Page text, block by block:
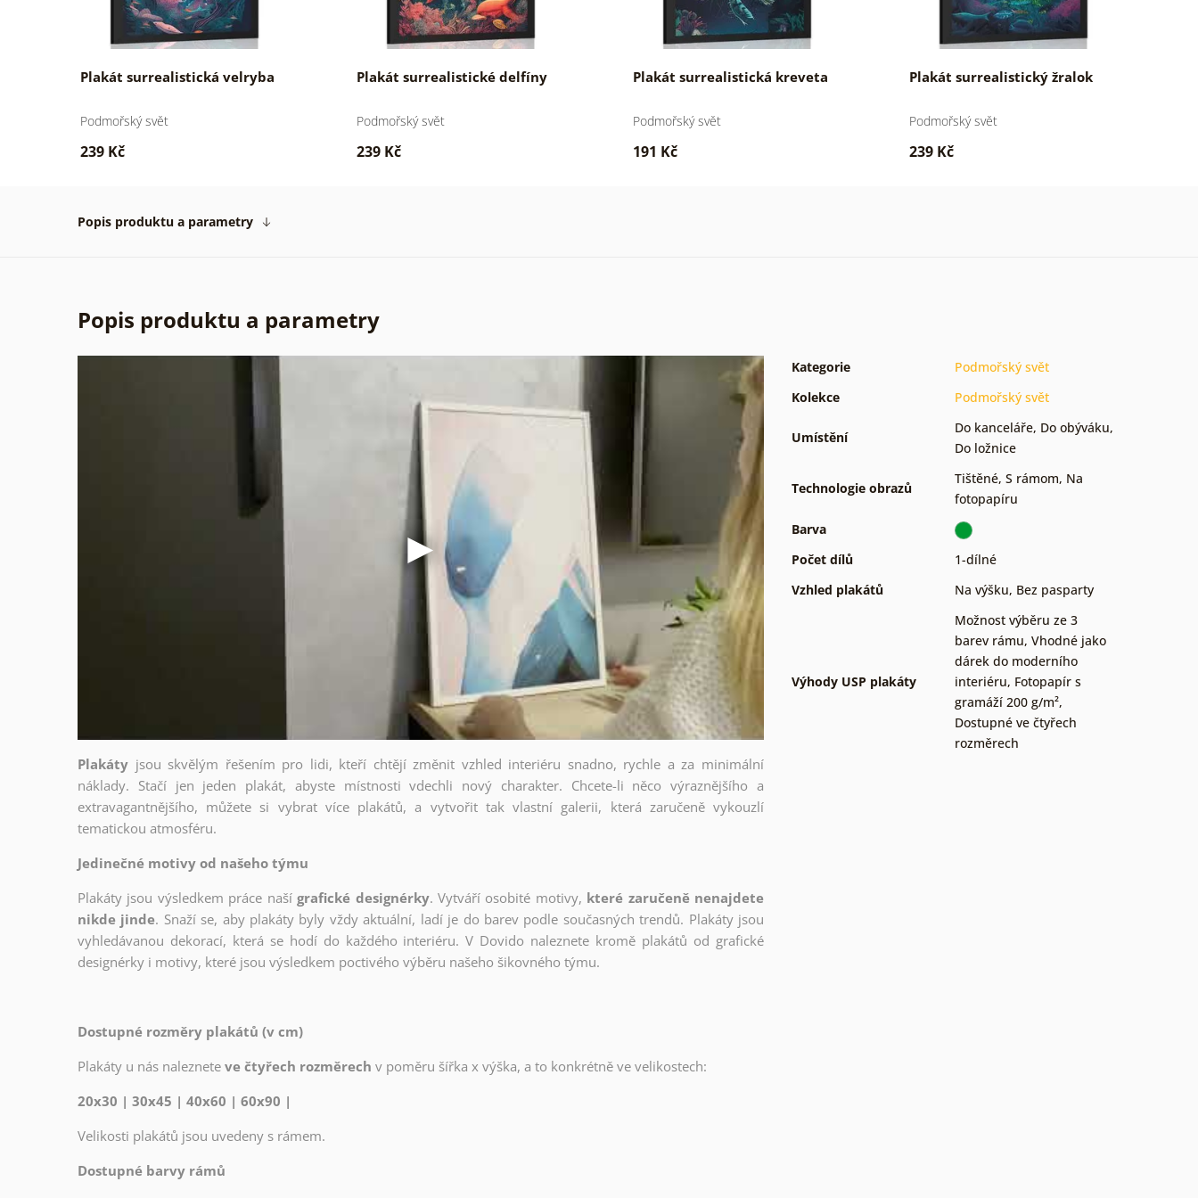
Plakát surrealistická velryba
Podmořský svět
239 Kč
Plakát surrealistické delfíny
Podmořský svět
239 Kč
Plakát surrealistická kreveta
Podmořský svět
191 Kč
Plakát surrealistický žralok
Podmořský svět
239 Kč
Popis produktu a parametry
Popis produktu a parametry
Plakáty jsou skvělým řešením pro lidi, kteří chtějí změnit vzhled interiéru snadno, rychle a za minimální
náklady. Stačí jen jeden plakát, abyste místnosti vdechli nový charakter. Chcete-li něco výraznějšího a
extravagantnějšího, můžete si vybrat více plakátů, a vytvořit tak vlastní galerii, která zaručeně vykouzlí
tematickou atmosféru.
Jedinečné motivy od našeho týmu
Plakáty jsou výsledkem práce naší grafické designérky. Vytváří osobité motivy, které zaručeně nenajdete
nikde jinde. Snaží se, aby plakáty byly vždy aktuální, ladí je do barev podle současných trendů. Plakáty jsou
vyhledávanou dekorací, která se hodí do každého interiéru. V Dovido naleznete kromě plakátů od grafické
designérky i motivy, které jsou výsledkem poctivého výběru našeho šikovného týmu.
Dostupné rozměry plakátů (v cm)
Plakáty u nás naleznete ve čtyřech rozměrech v poměru šířka x výška, a to konkrétně ve velikostech:
20x30 | 30x45 | 40x60 | 60x90 |
Velikosti plakátů jsou uvedeny s rámem.
Dostupné barvy rámů
Kategorie
Podmořský svět
Kolekce
Podmořský svět
Umístění
Do kanceláře, Do obýváku,
Do ložnice
Technologie obrazů
Tištěné, S rámom, Na
fotopapíru
Barva
Počet dílů
1-dílné
Vzhled plakátů
Na výšku, Bez pasparty
Výhody USP plakáty
Možnost výběru ze 3
barev rámu, Vhodné jako
dárek do moderního
interiéru, Fotopapír s
gramáží 200 g/m²,
Dostupné ve čtyřech
rozměrech